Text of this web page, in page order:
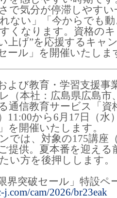
で気分が停滞しやす
ない」「今からでも
くなります。資格の
上げ”を応援するキャ
ール」を開催いたしま
よび教育・学習支援
（本社：広島県広島市
通信教育サービス「
11:00から6月17日（水
を開催いたします。
では、対象の175講座
提供。夏本番を迎え
い方を後押しします。
界突破セール」特設ペ
cam/2026/br23eak